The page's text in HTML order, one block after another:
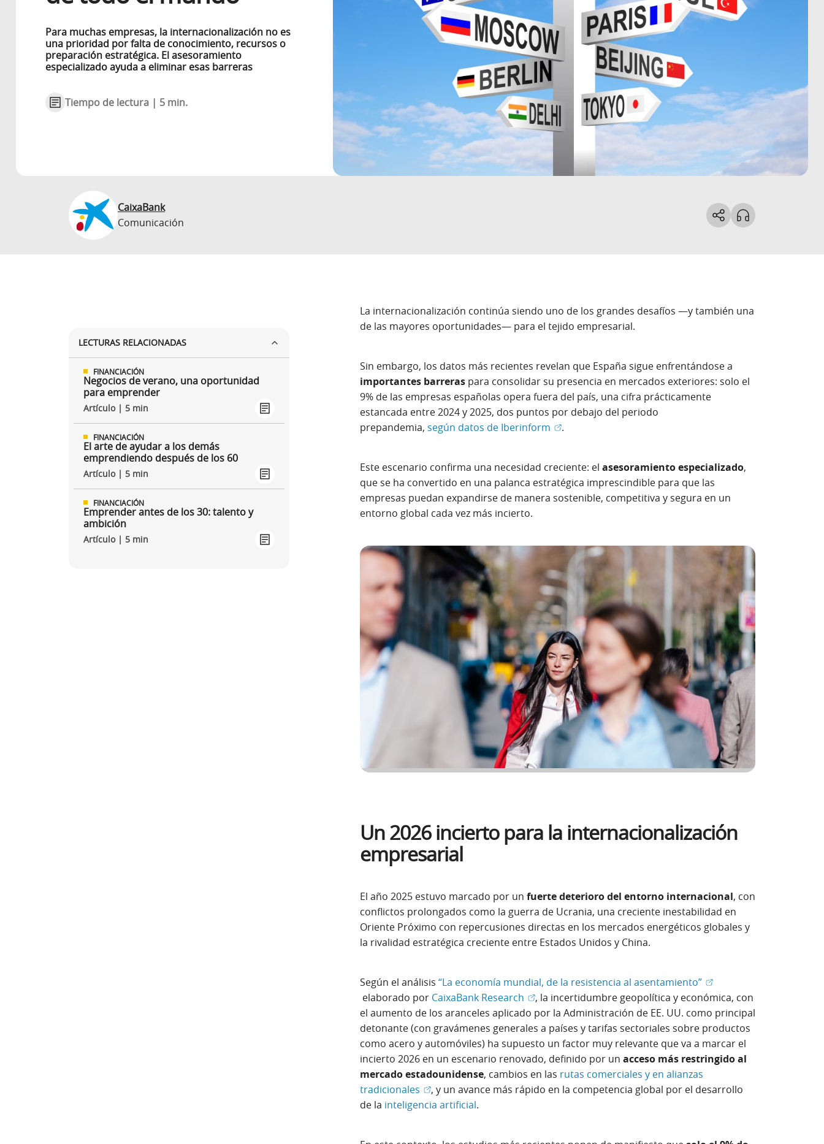
Para muchas empresas, la internacionalización no es
una prioridad por falta de conocimiento, recursos o
preparación estratégica. El asesoramiento
especializado ayuda a eliminar esas barreras
Tiempo de lectura | 5 min.
CaixaBank
Comunicación
LECTURAS RELACIONADAS
FINANCIACIÓN
Negocios de verano, una oportunidad
para emprender
Artículo | 5 min
FINANCIACIÓN
El arte de ayudar a los demás
emprendiendo después de los 60
Artículo | 5 min
FINANCIACIÓN
Emprender antes de los 30: talento y
ambición
Artículo | 5 min
La internacionalización continúa siendo uno de los grandes desafíos —y también una
de las mayores oportunidades— para el tejido empresarial.
Sin embargo, los datos más recientes revelan que España sigue enfrentándose a
importantes barreraspara consolidar su presencia en mercados exteriores: solo el
9% de las empresas españolas opera fuera del país, una cifra prácticamente
estancada entre 2024 y 2025, dos puntos por debajo del periodo
prepandemia, según datos de Iberinform (Abrir en ventana nueva)
.
Este escenario confirma una necesidad creciente: el asesoramiento especializado,
que se ha convertido en una palanca estratégica imprescindible para que las
empresas puedan expandirse de manera sostenible, competitiva y segura en un
entorno global cada vez más incierto.
Un 2026 incierto para la internacionalización
empresarial
El año 2025 estuvo marcado por un fuerte deterioro del entorno internacional, con
conflictos prolongados como la guerra de Ucrania, una creciente inestabilidad en
Oriente Próximo con repercusiones directas en los mercados energéticos globales y
la rivalidad estratégica creciente entre Estados Unidos y China.
Según el análisis “La economía mundial, de la resistencia al asentamiento” (Abrir en ventana nueva)
elaborado por CaixaBank Research (Abrir en ventana nueva)
, la incertidumbre geopolítica y económica, con
el aumento de los aranceles aplicado por la Administración de EE. UU. como principal
detonante (con gravámenes generales a países y tarifas sectoriales sobre productos
como acero y automóviles) ha supuesto un factor muy relevante que va a marcar el
incierto 2026 en un escenario renovado, definido por un acceso más restringido al
mercado estadounidense, cambios en las rutas comerciales y en alianzas
tradicionales (Abrir en ventana nueva)
, y un avance más rápido en la competencia global por el desarrollo
de la inteligencia artificial.